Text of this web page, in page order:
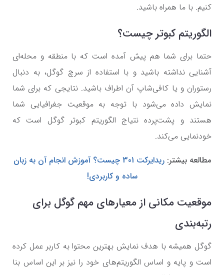
کنیم. با ما همراه باشید.
الگوریتم کبوتر چیست؟
حتما برای شما هم پیش آمده است که با منطقه و محله‌ای
آشنایی نداشته باشید و با استفاده از سرچ گوگل، به دنبال
رستوران و یا کافی‌شاپ آن اطراف باشید. نتایجی که برای شما
نمایش داده می‌شود با توجه به موقعیت جغرافیایی شما
هستند و پشت‌پرده نتیاج الگوریتم کبوتر گوگل است که
خودنمایی می‌کند.
مطالعه بیشتر:
ریدایرکت 301 چیست؟ آموزش انجام آن به زبان
ساده و کاربردی!
موقعیت مکانی از معیارهای مهم گوگل برای
رتبه‌بندی
گوگل همیشه با هدف نمایش بهترین محتوا به کاربر عمل کرده
است و پایه و اساس الگوریتم‌های خود را نیز بر این اساس بنا